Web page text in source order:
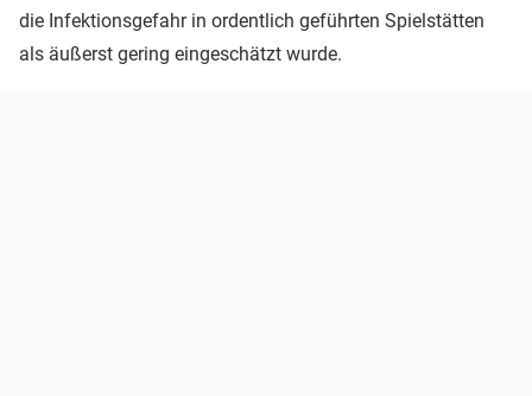
die Infektionsgefahr in ordentlich geführten Spielstätten
als äußerst gering eingeschätzt wurde.